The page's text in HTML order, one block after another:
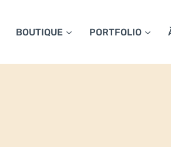
BOUTIQUE PORTFOLIO